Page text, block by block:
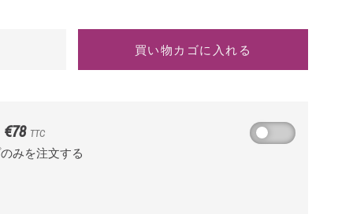
買い物カゴに入れる
€78 TTC
みを注文する